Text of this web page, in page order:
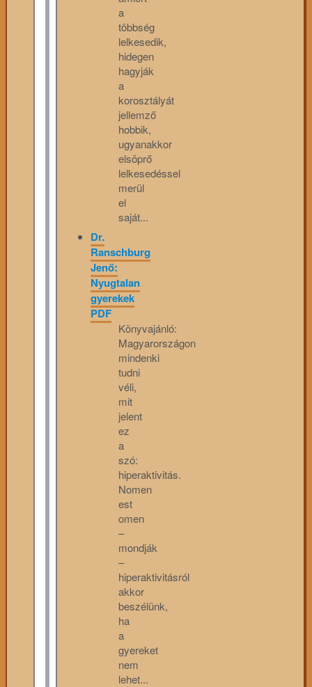
a
többség
lelkesedik,
hidegen
hagyják
a
korosztályát
jellemző
hobbik,
ugyanakkor
elsöprő
lelkesedéssel
merül
el
saját...
Dr.
Ranschburg
Jenő:
Nyugtalan
gyerekek
PDF
Könyvajánló:
Magyarországon
mindenki
tudni
véli,
mit
jelent
ez
a
szó:
hiperaktivitás.
Nomen
est
omen
–
mondják
–
hiperaktivitásról
akkor
beszélünk,
ha
a
gyereket
nem
lehet...